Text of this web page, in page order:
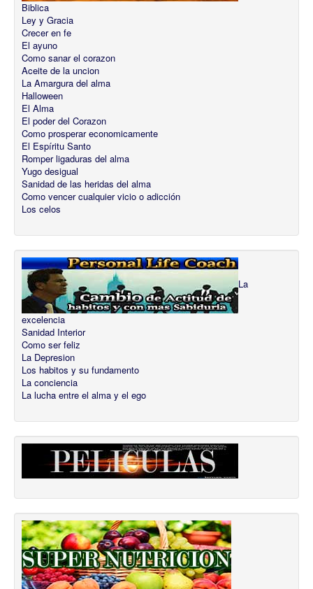
Biblica
Ley y Gracia
Crecer en fe
El ayuno
Como sanar el corazon
Aceite de la uncion
La Amargura del alma
Halloween
El Alma
El poder del Corazon
Como prosperar economicamente
El Espíritu Santo
Romper ligaduras del alma
Yugo desigual
Sanidad de las heridas del alma
Como vencer cualquier vicio o adicción
Los celos
La
excelencia
Sanidad Interior
Como ser feliz
La Depresion
Los habitos y su fundamento
La conciencia
La lucha entre el alma y el ego